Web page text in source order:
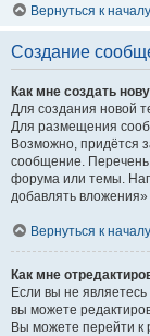
Вернуться к началу
Создание
Как мне создать
Для создания новой
Для размещения
Возможно, придётся
сообщение. Перечень
форума или темы.
добавлять вложения»
Вернуться к началу
Как мне
Если вы не
вы можете
Вы можете перейти к